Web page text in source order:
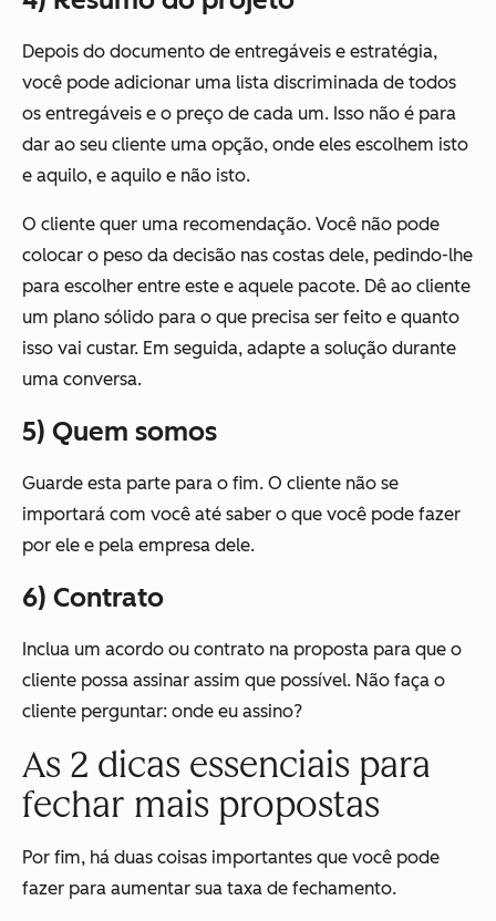
Depois do documento de entregáveis e estratégia,
você pode adicionar uma lista discriminada de todos
os entregáveis e o preço de cada um. Isso não é para
dar ao seu cliente uma opção, onde eles escolhem isto
e aquilo, e aquilo e não isto.
O cliente quer uma recomendação. Você não pode
colocar o peso da decisão nas costas dele, pedindo-lhe
para escolher entre este e aquele pacote. Dê ao cliente
um plano sólido para o que precisa ser feito e quanto
isso vai custar. Em seguida, adapte a solução durante
uma conversa.
5) Quem somos
Guarde esta parte para o fim. O cliente não se
importará com você até saber o que você pode fazer
por ele e pela empresa dele.
6) Contrato
Inclua um acordo ou contrato na proposta para que o
cliente possa assinar assim que possível. Não faça o
cliente perguntar: onde eu assino?
As 2 dicas essenciais para
fechar mais propostas
Por fim, há duas coisas importantes que você pode
fazer para aumentar sua taxa de fechamento.